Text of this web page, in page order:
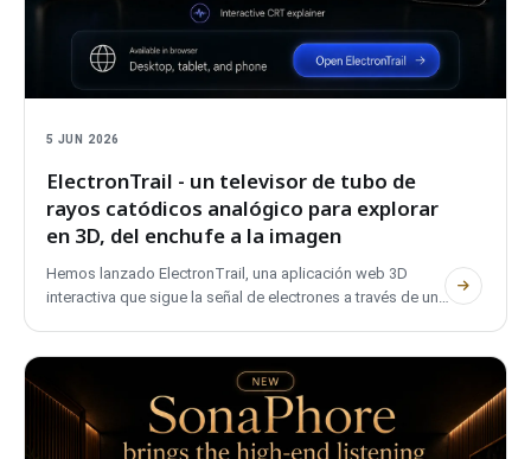
5 JUN 2026
ElectronTrail - un televisor de tubo de
rayos catódicos analógico para explorar
en 3D, del enchufe a la imagen
Hemos lanzado ElectronTrail, una aplicación web 3D
interactiva que sigue la señal de electrones a través de un
PAL, NTSC y SECAM, es bilingüe, no necesita cuenta y no
usa rastreadores.